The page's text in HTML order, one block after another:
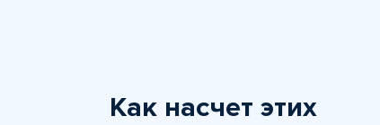
Как насчет этих